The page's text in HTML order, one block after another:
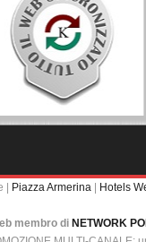
| Piazza Armerina | Hotels
membro di NETWORK